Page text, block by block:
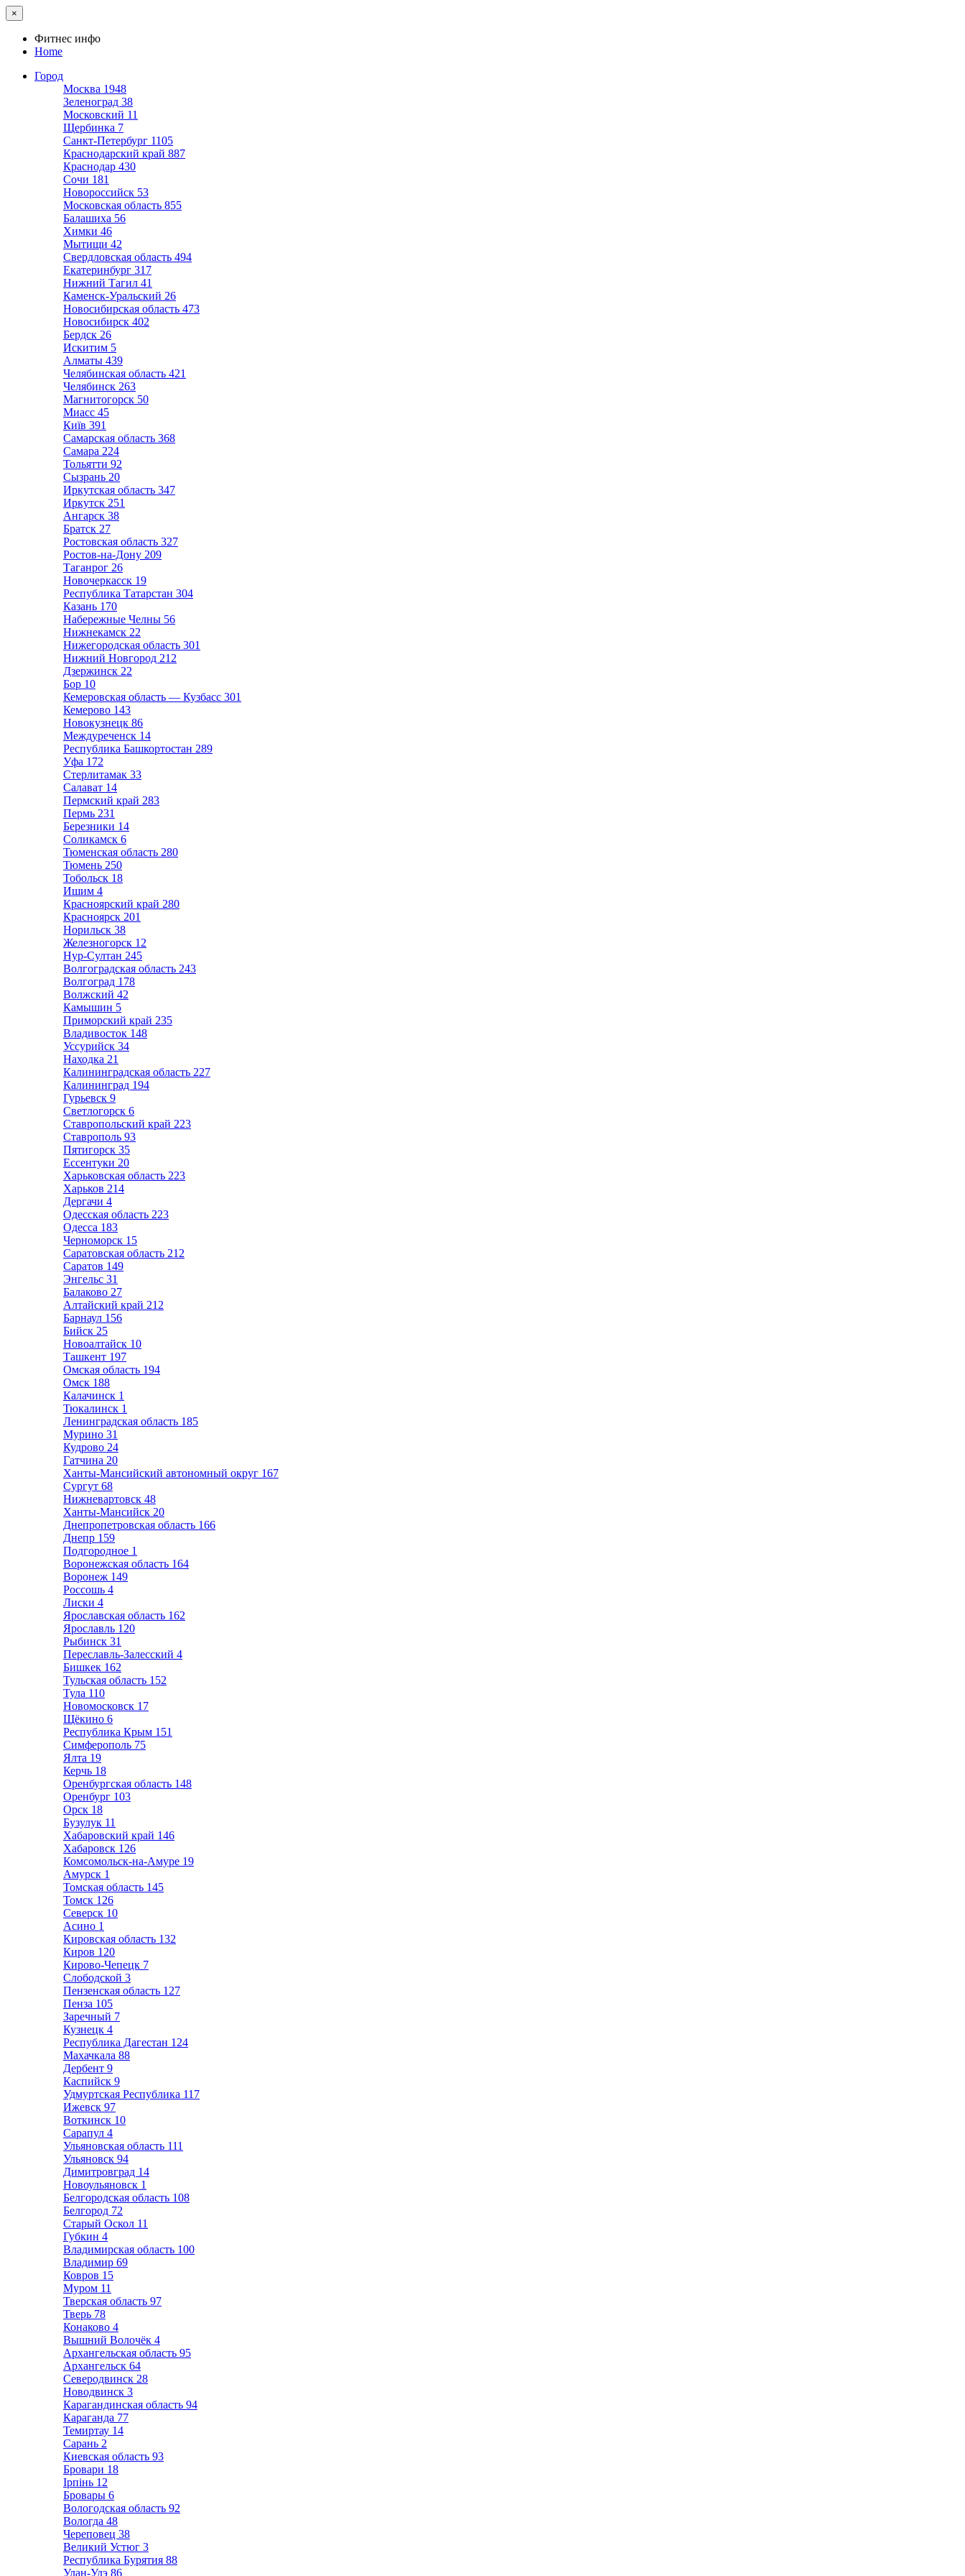
×
Фитнес инфо
Home
Город
Москва 1948
Зеленоград 38
Московский 11
Щербинка 7
Санкт-Петербург 1105
Краснодарский край 887
Краснодар 430
Сочи 181
Новороссийск 53
Московская область 855
Балашиха 56
Химки 46
Мытищи 42
Свердловская область 494
Екатеринбург 317
Нижний Тагил 41
Каменск-Уральский 26
Новосибирская область 473
Новосибирск 402
Бердск 26
Искитим 5
Алматы 439
Челябинская область 421
Челябинск 263
Магнитогорск 50
Миасс 45
Київ 391
Самарская область 368
Самара 224
Тольятти 92
Сызрань 20
Иркутская область 347
Иркутск 251
Ангарск 38
Братск 27
Ростовская область 327
Ростов-на-Дону 209
Таганрог 26
Новочеркасск 19
Республика Татарстан 304
Казань 170
Набережные Челны 56
Нижнекамск 22
Нижегородская область 301
Нижний Новгород 212
Дзержинск 22
Бор 10
Кемеровская область — Кузбасс 301
Кемерово 143
Новокузнецк 86
Междуреченск 14
Республика Башкортостан 289
Уфа 172
Стерлитамак 33
Салават 14
Пермский край 283
Пермь 231
Березники 14
Соликамск 6
Тюменская область 280
Тюмень 250
Тобольск 18
Ишим 4
Красноярский край 280
Красноярск 201
Норильск 38
Железногорск 12
Нур-Султан 245
Волгоградская область 243
Волгоград 178
Волжский 42
Камышин 5
Приморский край 235
Владивосток 148
Уссурийск 34
Находка 21
Калининградская область 227
Калининград 194
Гурьевск 9
Светлогорск 6
Ставропольский край 223
Ставрополь 93
Пятигорск 35
Ессентуки 20
Харьковская область 223
Харьков 214
Дергачи 4
Одесская область 223
Одесса 183
Черноморск 15
Саратовская область 212
Саратов 149
Энгельс 31
Балаково 27
Алтайский край 212
Барнаул 156
Бийск 25
Новоалтайск 10
Ташкент 197
Омская область 194
Омск 188
Калачинск 1
Тюкалинск 1
Ленинградская область 185
Мурино 31
Кудрово 24
Гатчина 20
Ханты-Мансийский автономный округ 167
Сургут 68
Нижневартовск 48
Ханты-Мансийск 20
Днепропетровская область 166
Днепр 159
Подгородное 1
Воронежская область 164
Воронеж 149
Россошь 4
Лиски 4
Ярославская область 162
Ярославль 120
Рыбинск 31
Переславль-Залесский 4
Бишкек 162
Тульская область 152
Тула 110
Новомосковск 17
Щёкино 6
Республика Крым 151
Симферополь 75
Ялта 19
Керчь 18
Оренбургская область 148
Оренбург 103
Орск 18
Бузулук 11
Хабаровский край 146
Хабаровск 126
Комсомольск-на-Амуре 19
Амурск 1
Томская область 145
Томск 126
Северск 10
Асино 1
Кировская область 132
Киров 120
Кирово-Чепецк 7
Слободской 3
Пензенская область 127
Пенза 105
Заречный 7
Кузнецк 4
Республика Дагестан 124
Махачкала 88
Дербент 9
Каспийск 9
Удмуртская Республика 117
Ижевск 97
Воткинск 10
Сарапул 4
Ульяновская область 111
Ульяновск 94
Димитровград 14
Новоульяновск 1
Белгородская область 108
Белгород 72
Старый Оскол 11
Губкин 4
Владимирская область 100
Владимир 69
Ковров 15
Муром 11
Тверская область 97
Тверь 78
Конаково 4
Вышний Волочёк 4
Архангельская область 95
Архангельск 64
Северодвинск 28
Новодвинск 3
Карагандинская область 94
Караганда 77
Темиртау 14
Сарань 2
Киевская область 93
Бровари 18
Ірпінь 12
Бровары 6
Вологодская область 92
Вологда 48
Череповец 38
Великий Устюг 3
Республика Бурятия 88
Улан-Удэ 86